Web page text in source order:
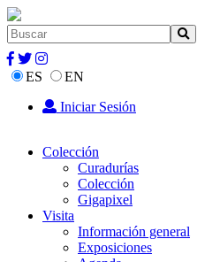
ES
EN
Iniciar Sesión
Colección
Curadurías
Colección
Gigapixel
Visita
Información general
Exposiciones